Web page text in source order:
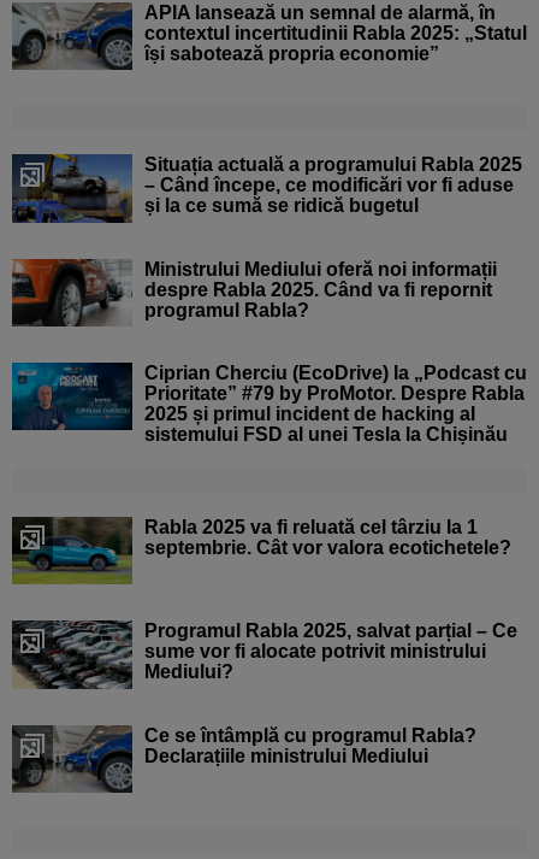
APIA lansează un semnal de alarmă, în
contextul incertitudinii Rabla 2025: „Statul
își sabotează propria economie”
Situația actuală a programului Rabla 2025
– Când începe, ce modificări vor fi aduse
și la ce sumă se ridică bugetul
Ministrului Mediului oferă noi informații
despre Rabla 2025. Când va fi repornit
programul Rabla?
Ciprian Cherciu (EcoDrive) la „Podcast cu
Prioritate” #79 by ProMotor. Despre Rabla
2025 și primul incident de hacking al
sistemului FSD al unei Tesla la Chișinău
Rabla 2025 va fi reluată cel târziu la 1
septembrie. Cât vor valora ecotichetele?
Programul Rabla 2025, salvat parțial – Ce
sume vor fi alocate potrivit ministrului
Mediului?
Ce se întâmplă cu programul Rabla?
Declarațiile ministrului Mediului